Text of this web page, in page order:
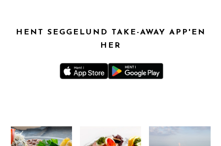
HENT SEGGELUND TAKE-AWAY APP'EN
HER